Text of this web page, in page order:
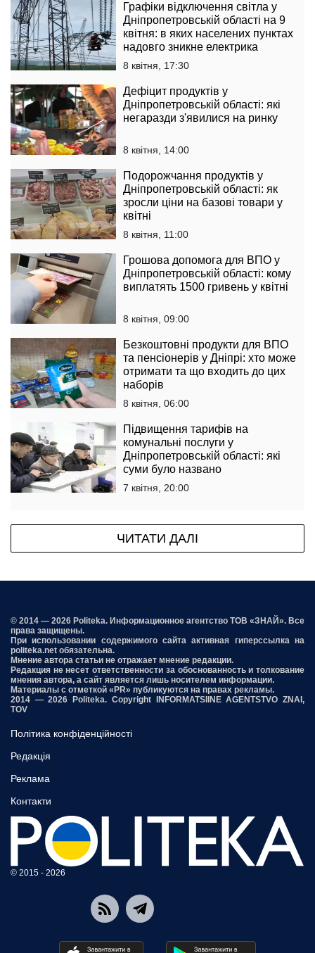
Графіки відключення світла у
Дніпропетровській області на 9
квітня: в яких населених пунктах
надовго зникне електрика
8 квітня, 17:30
Дефіцит продуктів у
Дніпропетровській області: які
негаразди з'явилися на ринку
8 квітня, 14:00
Подорожчання продуктів у
Дніпропетровській області: як
зросли ціни на базові товари у
квітні
8 квітня, 11:00
Грошова допомога для ВПО у
Дніпропетровській області: кому
виплатять 1500 гривень у квітні
8 квітня, 09:00
Безкоштовні продукти для ВПО
та пенсіонерів у Дніпрі: хто може
отримати та що входить до цих
наборів
8 квітня, 06:00
Підвищення тарифів на
комунальні послуги у
Дніпропетровській області: які
суми було названо
7 квітня, 20:00
ЧИТАТИ ДАЛІ
© 2014 — 2026 Politeka. Информационное агентство ТОВ «ЗНАЙ». Все
права защищены.
При использовании содержимого сайта активная гиперссылка на
politeka.net обязательна.
Мнение автора статьи не отражает мнение редакции.
Редакция не несет ответственности за обоснованность и толкование
мнения автора, а сайт является лишь носителем информации.
Материалы с отметкой «PR» публикуются на правах рекламы.
2014 — 2026 Politeka. Copyright INFORMATSIINE AGENTSTVO ZNAI,
TOV
Політика конфіденційності
Редакція
Реклама
Контакти
© 2015 - 2026